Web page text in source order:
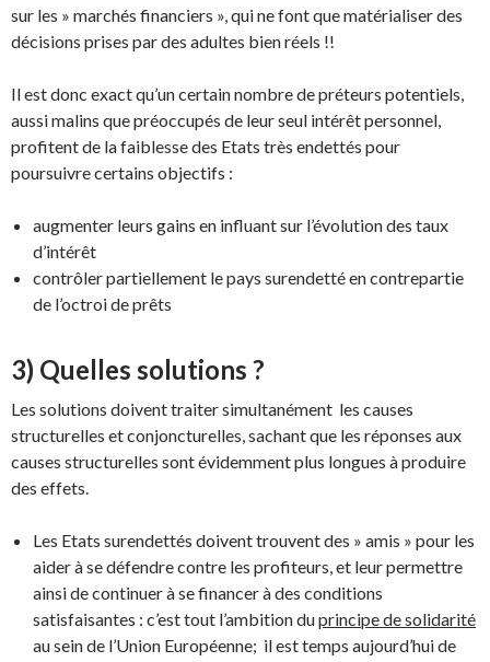
sur les » marchés financiers », qui ne font que matérialiser des
décisions prises par des adultes bien réels !!
Il est donc exact qu’un certain nombre de préteurs potentiels,
aussi malins que préoccupés de leur seul intérêt personnel,
profitent de la faiblesse des Etats très endettés pour
poursuivre certains objectifs :
augmenter leurs gains en influant sur l’évolution des taux
d’intérêt
contrôler partiellement le pays surendetté en contrepartie
de l’octroi de prêts
3) Quelles solutions ?
Les solutions doivent traiter simultanément les causes
structurelles et conjoncturelles, sachant que les réponses aux
causes structurelles sont évidemment plus longues à produire
des effets.
Les Etats surendettés doivent trouvent des » amis » pour les
aider à se défendre contre les profiteurs, et leur permettre
ainsi de continuer à se financer à des conditions
satisfaisantes : c’est tout l’ambition duprincipe de solidarité
au sein de l’Union Européenne; il est temps aujourd’hui de